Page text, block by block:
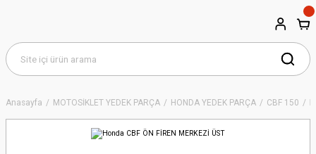
Anasayfa MOTOSİKLET YEDEK PARÇA HONDA YEDEK PARÇA CBF 150